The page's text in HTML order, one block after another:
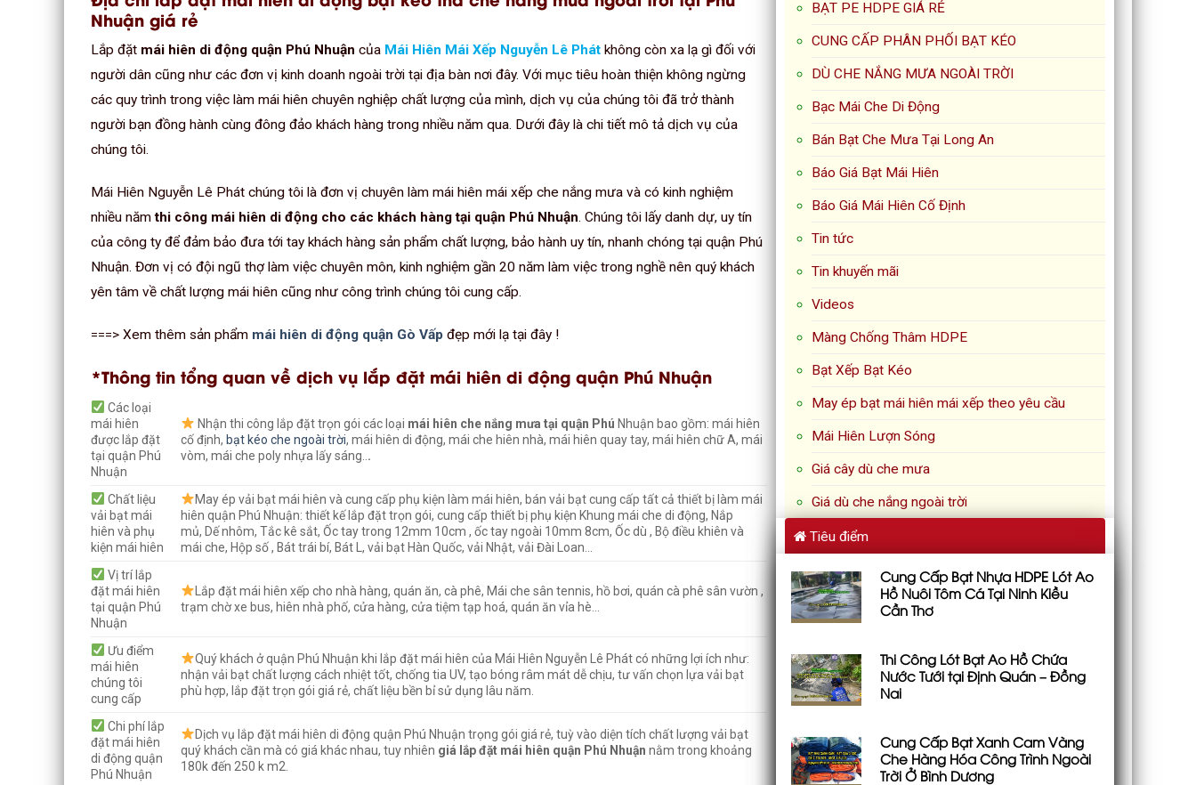
Nhuận giá rẻ
Lắp đặt mái hiên di động quận Phú Nhuận của Mái Hiên Mái Xếp Nguyễn Lê Phát không còn xa lạ gì đối với
người dân cũng như các đơn vị kinh doanh ngoài trời tại địa bàn nơi đây. Với mục tiêu hoàn thiện không ngừng
các quy trình trong việc làm mái hiên chuyên nghiệp chất lượng của mình, dịch vụ của chúng tôi đã trở thành
người bạn đồng hành cùng đông đảo khách hàng trong nhiều năm qua. Dưới đây là chi tiết mô tả dịch vụ của
chúng tôi.
Mái Hiên Nguyễn Lê Phát chúng tôi là đơn vị chuyên làm mái hiên mái xếp che nắng mưa và có kinh nghiệm
nhiều nămthi công mái hiên di động cho các khách hàng tại quận Phú Nhuận. Chúng tôi lấy danh dự, uy tín
của công ty để đảm bảo đưa tới tay khách hàng sản phẩm chất lượng, bảo hành uy tín, nhanh chóng tại quận Phú
Nhuận. Đơn vị có đội ngũ thợ làm việc chuyên môn, kinh nghiệm gần 20 năm làm việc trong nghề nên quý khách
yên tâm về chất lượng mái hiên cũng như công trình chúng tôi cung cấp.
===> Xem thêm sản phẩm mái hiên di động quận Gò Vấp đẹp mới lạ tại đây !
*Thông tin tổng quan về dịch vụ lắp đặt mái hiên di động quận Phú Nhuận
Các loại
mái hiên
được lắp đặt
tại quận Phú
Nhuận
Nhận thi công lắp đặt trọn gói các loại mái hiên che nắng mưa tại quận Phú Nhuận bao gồm: mái hiên
cố định, bạt kéo che ngoài trời, mái hiên di động, mái che hiên nhà, mái hiên quay tay, mái hiên chữ A, mái
vòm, mái che poly nhựa lấy sáng.. .
Chất liệu
vải bạt mái
hiên và phụ
kiện mái hiên
May ép vải bạt mái hiên và cung cấp phụ kiện làm mái hiên, bán vải bạt cung cấp tất cả thiết bị làm mái
hiên quận Phú Nhuận: thiết kế lắp đặt trọn gói, cung cấp thiết bị phụ kiện Khung mái che di động, Nắp
mủ, Dế nhôm, Tắc kê sắt, Ốc tay trong 12mm 10cm , ốc tay ngoài 10mm 8cm, Ốc dù , Bộ điều khiên và
mái che, Hộp số , Bát trái bí, Bát L, vải bạt Hàn Quốc, vải Nhật, vải Đài Loan…
Vị trí lắp
đặt mái hiên
tại quận Phú
Nhuận
Lắp đặt mái hiên xếp cho nhà hàng, quán ăn, cà phê, Mái che sân tennis, hồ bơi, quán cà phê sân vườn ,
trạm chờ xe bus, hiên nhà phố, cửa hàng, cửa tiệm tạp hoá, quán ăn vỉa hè…
Ưu điểm
mái hiên
chúng tôi
cung cấp
Quý khách ở quận Phú Nhuận khi lắp đặt mái hiên của Mái Hiên Nguyễn Lê Phát có những lợi ích như:
nhận vải bạt chất lượng cách nhiệt tốt, chống tia UV, tạo bóng râm mát dễ chịu, tư vấn chọn lựa vải bạt
phù hợp, lắp đặt trọn gói giá rẻ, chất liệu bền bỉ sử dụng lâu năm.
Chi phí lắp
đặt mái hiên
di động quận
Phú Nhuận
Dịch vụ lắp đặt mái hiên di động quận Phú Nhuận trọng gói giá rẻ, tuỳ vào diện tích chất lượng vải bạt
quý khách cần mà có giá khác nhau, tuy nhiên giá lắp đặt mái hiên quận Phú Nhuận nằm trong khoảng
180k đến 250 k m2.
BẠT PE HDPE GIÁ RẺ
CUNG CẤP PHÂN PHỐI BẠT KÉO
DÙ CHE NẮNG MƯA NGOÀI TRỜI
Bạc Mái Che Di Động
Bán Bạt Che Mưa Tại Long An
Báo Giá Bạt Mái Hiên
Báo Giá Mái Hiên Cố Định
Tin tức
Tin khuyến mãi
Videos
Màng Chống Thâm HDPE
Bạt Xếp Bạt Kéo
May ép bạt mái hiên mái xếp theo yêu cầu
Mái Hiên Lượn Sóng
Giá cây dù che mưa
Giá dù che nắng ngoài trời
Tiêu điểm
Cung Cấp Bạt Nhựa HDPE Lót Ao
Hồ Nuôi Tôm Cá Tại Ninh Kiều
Cần Thơ
Thi Công Lót Bạt Ao Hồ Chứa
Nước Tưới tại Định Quán – Đồng
Nai
Cung Cấp Bạt Xanh Cam Vàng
Che Hàng Hóa Công Trình Ngoài
Trời Ở Bình Dương